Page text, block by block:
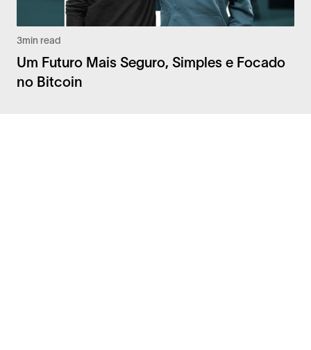
3min read
Um Futuro Mais Seguro, Simples e Focado
no Bitcoin